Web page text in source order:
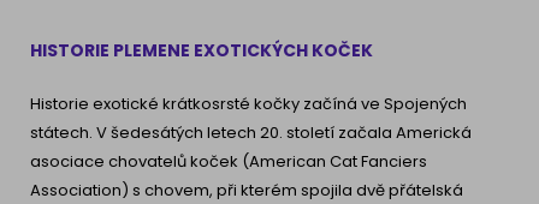
HISTORIE PLEMENE EXOTICKÝCH KOČEK
Historie exotické krátkosrsté kočky začíná ve Spojených
státech. V šedesátých letech 20. století začala Americká
asociace chovatelů koček (American Cat Fanciers
Association) s chovem, při kterém spojila dvě přátelská